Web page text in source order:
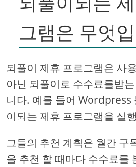
그램은 무엇
되풀이 제휴 프로그램은 사
아닌 되풀이로 수수료를받
니다. 예를 들어 Wordpress
이되는 제휴 프로그램을 실
그들의 추천 계획은 월간 구
을 추천 할 때마다 수수료를